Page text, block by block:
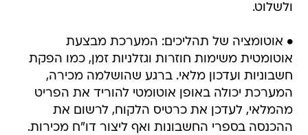
ולשלוט.
• אוטומציה של תהליכים: המערכת מבצעת
אוטומטית משימות חוזרות וגזלניות זמן, כמו הפקת
חשבוניות ועדכון מלאי. ברגע שהושלמה מכירה,
המערכת יכולה באופן אוטומטי להוריד את הפריט
מהמלאי, לעדכן את כרטיס הלקוח, לרשום את
ההכנסה בספרי החשבונות ואף ליצור דו"ח מכירות.